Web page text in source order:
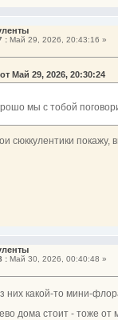
:Май 29, 2026, 20:43:16 »
Май 29, 2026, 20:30:24
мы с тобой
сюккулентики
:Май 30, 2026, 00:40:48 »
них какой-то мини-
дома стоит - тоже от